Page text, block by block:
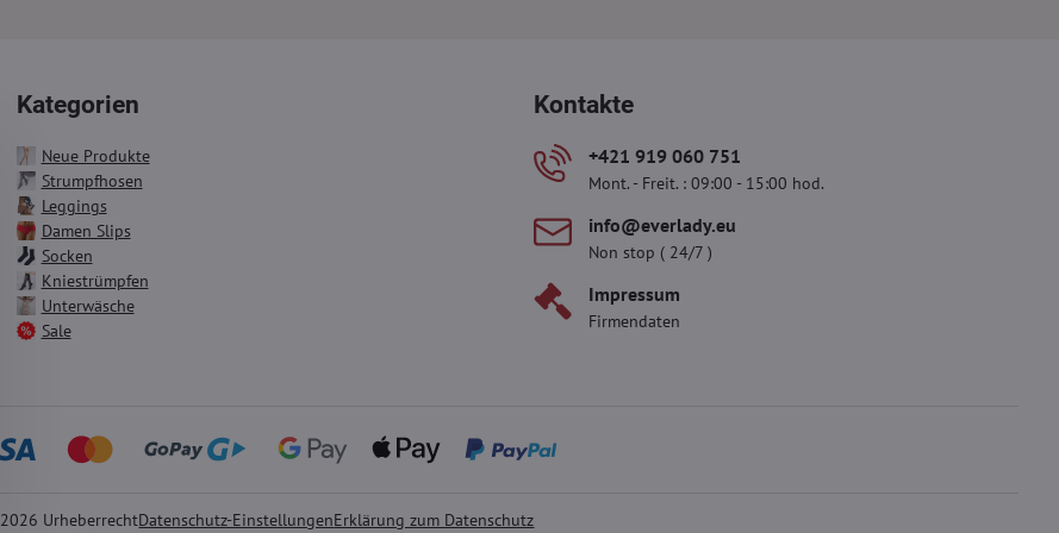
Kategorien
Neue Produkte
Strumpfhosen
Leggings
Damen Slips
Socken
Kniestrümpfen
Unterwäsche
Sale
Kontakte
+421 919 060 751
Mont. - Freit. : 09:00 - 15:00 hod.
info​@everlady​.eu
Non stop ( 24/7 )
Impressum
Firmendaten
2026 UrheberrechtDatenschutz-EinstellungenErklärung zum Datenschutz